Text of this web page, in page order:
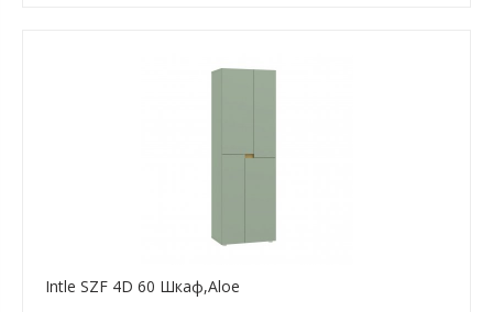
Intle SZF 4D 60 Шкаф,Aloe